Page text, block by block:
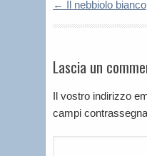
← Il nebbiolo bianco
Lascia un
Il vostro indirizzo
campi